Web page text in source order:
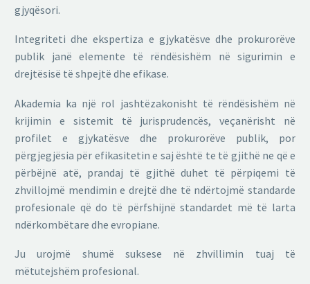
gjyqësori.
Integriteti dhe ekspertiza e gjykatësve dhe prokurorëve
publik janë elemente të rëndësishëm në sigurimin e
drejtësisë të shpejtë dhe efikase.
Akademia ka një rol jashtëzakonisht të rëndësishëm në
krijimin e sistemit të jurisprudencës, veçanërisht në
profilet e gjykatësve dhe prokurorëve publik, por
përgjegjësia për efikasitetin e saj është te të gjithë ne që e
përbëjnë atë, prandaj të gjithë duhet të përpiqemi të
zhvillojmë mendimin e drejtë dhe të ndërtojmë standarde
profesionale që do të përfshijnë standardet më të larta
ndërkombëtare dhe evropiane.
Ju urojmë shumë suksese në zhvillimin tuaj të
mëtutejshëm profesional.